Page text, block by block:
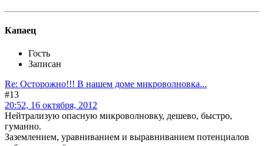
Капаец
Гость
Записан
Re: Осторожно!!! В нашем доме микроволновка...
#13
20:52, 16 октября, 2012
Нейтрализую опасную микроволновку, дешево, быстро,
гуманно.
Заземлением, уравниванием и выравниванием потенциалов